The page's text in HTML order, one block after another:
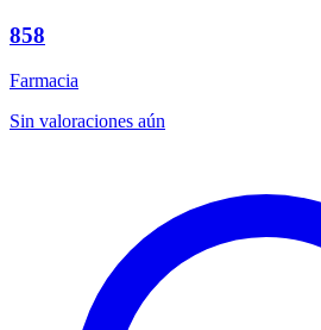
858
Farmacia
Sin valoraciones aún